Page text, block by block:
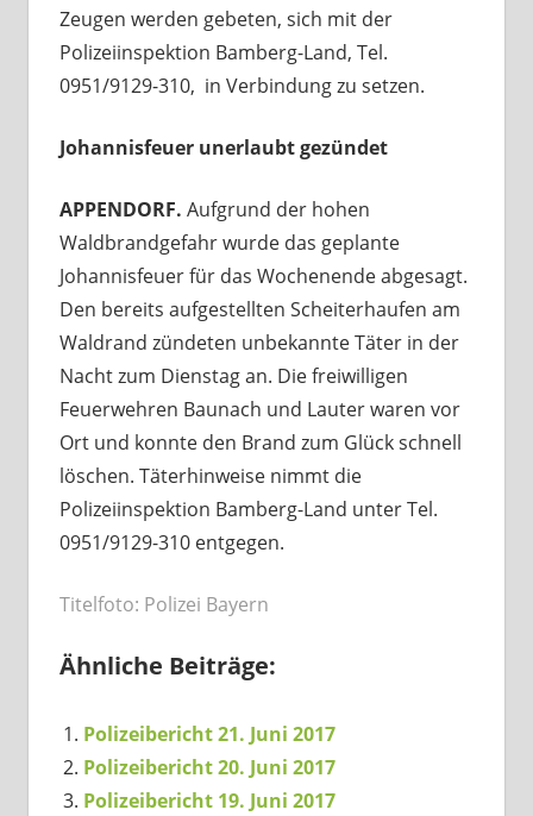
Zeugen werden gebeten, sich mit der
Polizeiinspektion Bamberg-Land, Tel.
0951/9129-310, in Verbindung zu setzen.
Johannisfeuer unerlaubt gezündet
APPENDORF. Aufgrund der hohen
Waldbrandgefahr wurde das geplante
Johannisfeuer für das Wochenende abgesagt.
Den bereits aufgestellten Scheiterhaufen am
Waldrand zündeten unbekannte Täter in der
Nacht zum Dienstag an. Die freiwilligen
Feuerwehren Baunach und Lauter waren vor
Ort und konnte den Brand zum Glück schnell
löschen. Täterhinweise nimmt die
Polizeiinspektion Bamberg-Land unter Tel.
0951/9129-310 entgegen.
Titelfoto: Polizei Bayern
Ähnliche Beiträge:
Polizeibericht 21. Juni 2017
Polizeibericht 20. Juni 2017
Polizeibericht 19. Juni 2017